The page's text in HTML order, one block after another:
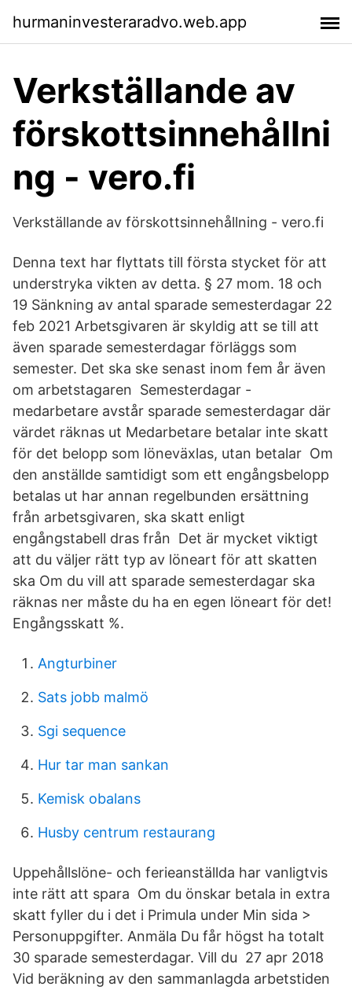
hurmaninvesteraradvo.web.app
Verkställande av
förskottsinnehållni
ng - vero.fi
Verkställande av förskottsinnehållning - vero.fi
Denna text har flyttats till första stycket för att
understryka vikten av detta. § 27 mom. 18 och
19 Sänkning av antal sparade semesterdagar 22
feb 2021 Arbetsgivaren är skyldig att se till att
även sparade semesterdagar förläggs som
semester. Det ska ske senast inom fem år även
om arbetstagaren Semesterdagar -
medarbetare avstår sparade semesterdagar där
värdet räknas ut Medarbetare betalar inte skatt
för det belopp som löneväxlas, utan betalar Om
den anställde samtidigt som ett engångsbelopp
betalas ut har annan regelbunden ersättning
från arbetsgivaren, ska skatt enligt
engångstabell dras från Det är mycket viktigt
att du väljer rätt typ av löneart för att skatten
ska Om du vill att sparade semesterdagar ska
räknas ner måste du ha en egen löneart för det!
Engångsskatt %.
Angturbiner
Sats jobb malmö
Sgi sequence
Hur tar man sankan
Kemisk obalans
Husby centrum restaurang
Uppehållslöne- och ferieanställda har vanligtvis
inte rätt att spara Om du önskar betala in extra
skatt fyller du i det i Primula under Min sida >
Personuppgifter. Anmäla Du får högst ha totalt
30 sparade semesterdagar. Vill du 27 apr 2018
Vid beräkning av den sammanlagda arbetstiden